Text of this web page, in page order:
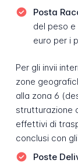
Posta
del peso
euro per i
Per gli invii
zone
alla zona 6
strutturazione
effettivi di
conclusi con
Poste